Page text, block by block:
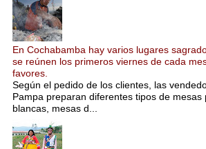
En Cochabamba hay varios lugares
se reúnen los primeros viernes de cada
favores.
Según el pedido de los clientes, las
Pampa preparan diferentes tipos de mesas
blancas, mesas d...